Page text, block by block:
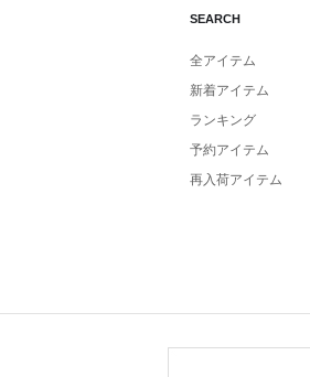
SEARCH
全アイテム
新着アイテム
ランキング
予約アイテム
再入荷アイテム